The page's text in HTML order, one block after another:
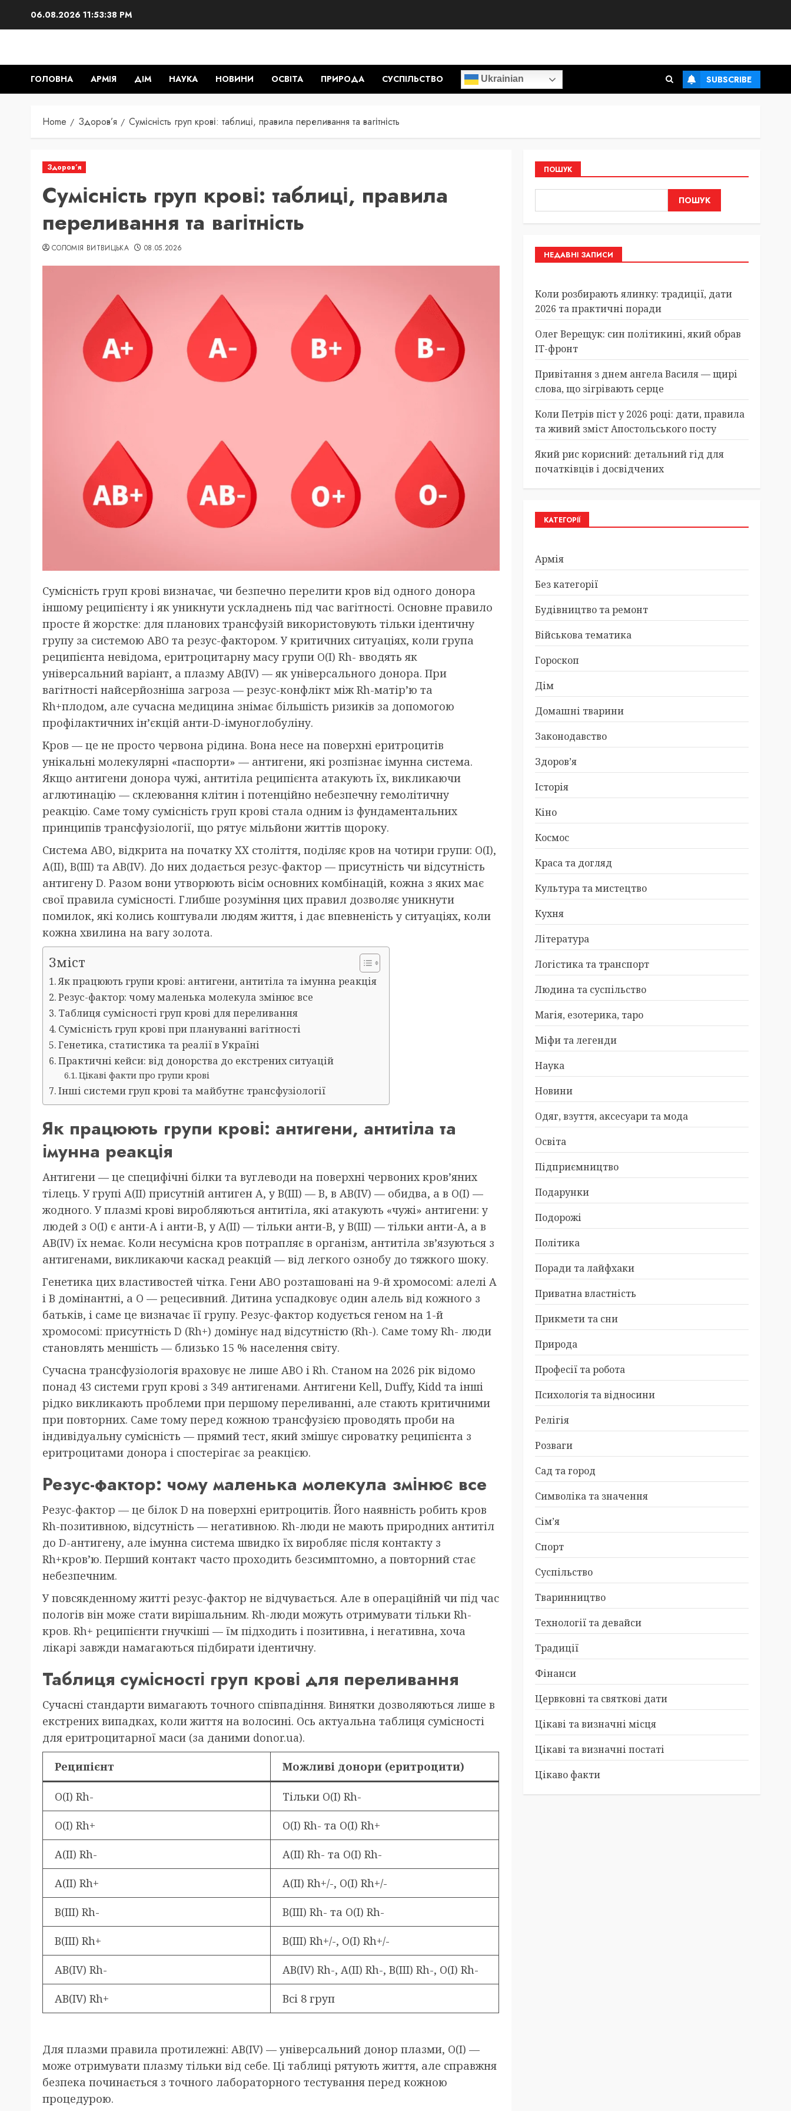
06.08.2026 11:53:39 PM
ГОЛОВНА АРМІЯ ДІМ НАУКА НОВИНИ ОСВІТА ПРИРОДА СУСПІЛЬСТВО Ukrainian SUBSCRIBE
Home Здоров’я Сумісність груп крові: таблиці, правила переливання та вагітність
Здоров’я
Сумісність груп крові: таблиці, правила
переливання та вагітність
СОЛОМІЯ ВИТВИЦЬКА 08.05.2026
Сумісність груп крові визначає, чи безпечно перелити кров від одного донора
іншому реципієнту і як уникнути ускладнень під час вагітності. Основне правило
просте й жорстке: для планових трансфузій використовують тільки ідентичну
групу за системою ABO та резус-фактором. У критичних ситуаціях, коли група
реципієнта невідома, еритроцитарну масу групи O(I) Rh- вводять як
універсальний варіант, а плазму AB(IV) — як універсального донора. При
вагітності найсерйозніша загроза — резус-конфлікт між Rh-матір’ю та
Rh+плодом, але сучасна медицина знімає більшість ризиків за допомогою
профілактичних ін’єкцій анти-D-імуноглобуліну.
Кров — це не просто червона рідина. Вона несе на поверхні еритроцитів
унікальні молекулярні «паспорти» — антигени, які розпізнає імунна система.
Якщо антигени донора чужі, антитіла реципієнта атакують їх, викликаючи
аглютинацію — склеювання клітин і потенційно небезпечну гемолітичну
реакцію. Саме тому сумісність груп крові стала одним із фундаментальних
принципів трансфузіології, що рятує мільйони життів щороку.
Система ABO, відкрита на початку XX століття, поділяє кров на чотири групи: O(I),
A(II), B(III) та AB(IV). До них додається резус-фактор — присутність чи відсутність
антигену D. Разом вони утворюють вісім основних комбінацій, кожна з яких має
свої правила сумісності. Глибше розуміння цих правил дозволяє уникнути
помилок, які колись коштували людям життя, і дає впевненість у ситуаціях, коли
кожна хвилина на вагу золота.
Зміст
Як працюють групи крові: антигени, антитіла та імунна реакція
Резус-фактор: чому маленька молекула змінює все
Таблиця сумісності груп крові для переливання
Сумісність груп крові при плануванні вагітності
Генетика, статистика та реалії в Україні
Практичні кейси: від донорства до екстрених ситуацій
Цікаві факти про групи крові
Інші системи груп крові та майбутнє трансфузіології
Як працюють групи крові: антигени, антитіла та
імунна реакція
Антигени — це специфічні білки та вуглеводи на поверхні червоних кров’яних
тілець. У групі A(II) присутній антиген A, у B(III) — B, в AB(IV) — обидва, а в O(I) —
жодного. У плазмі крові виробляються антитіла, які атакують «чужі» антигени: у
людей з O(I) є анти-A і анти-B, у A(II) — тільки анти-B, у B(III) — тільки анти-A, а в
AB(IV) їх немає. Коли несумісна кров потрапляє в організм, антитіла зв’язуються з
антигенами, викликаючи каскад реакцій — від легкого ознобу до тяжкого шоку.
Генетика цих властивостей чітка. Гени ABO розташовані на 9-й хромосомі: алелі A
і B домінантні, а O — рецесивний. Дитина успадковує один алель від кожного з
батьків, і саме це визначає її групу. Резус-фактор кодується геном на 1-й
хромосомі: присутність D (Rh+) домінує над відсутністю (Rh-). Саме тому Rh- люди
становлять меншість — близько 15 % населення світу.
Сучасна трансфузіологія враховує не лише ABO і Rh. Станом на 2026 рік відомо
понад 43 системи груп крові з 349 антигенами. Антигени Kell, Duffy, Kidd та інші
рідко викликають проблеми при першому переливанні, але стають критичними
при повторних. Саме тому перед кожною трансфузією проводять проби на
індивідуальну сумісність — прямий тест, який змішує сироватку реципієнта з
еритроцитами донора і спостерігає за реакцією.
Резус-фактор: чому маленька молекула змінює все
Резус-фактор — це білок D на поверхні еритроцитів. Його наявність робить кров
Rh-позитивною, відсутність — негативною. Rh-люди не мають природних антитіл
до D-антигену, але імунна система швидко їх виробляє після контакту з
Rh+кров’ю. Перший контакт часто проходить безсимптомно, а повторний стає
небезпечним.
У повсякденному житті резус-фактор не відчувається. Але в операційній чи під час
пологів він може стати вирішальним. Rh-люди можуть отримувати тільки Rh-
кров. Rh+ реципієнти гнучкіші — їм підходить і позитивна, і негативна, хоча
лікарі завжди намагаються підбирати ідентичну.
Таблиця сумісності груп крові для переливання
Сучасні стандарти вимагають точного співпадіння. Винятки дозволяються лише в
екстрених випадках, коли життя на волосині. Ось актуальна таблиця сумісності
для еритроцитарної маси (за даними donor.ua).
Реципієнт Можливі донори (еритроцити)
O(I) Rh- Тільки O(I) Rh-
O(I) Rh+ O(I) Rh- та O(I) Rh+
A(II) Rh- A(II) Rh- та O(I) Rh-
A(II) Rh+ A(II) Rh+/-, O(I) Rh+/-
B(III) Rh- B(III) Rh- та O(I) Rh-
B(III) Rh+ B(III) Rh+/-, O(I) Rh+/-
AB(IV) Rh- AB(IV) Rh-, A(II) Rh-, B(III) Rh-, O(I) Rh-
AB(IV) Rh+ Всі 8 груп
Для плазми правила протилежні: AB(IV) — універсальний донор плазми, O(I) —
може отримувати плазму тільки від себе. Ці таблиці рятують життя, але справжня
безпека починається з точного лабораторного тестування перед кожною
процедурою.
ПОШУК
ПОШУК
НЕДАВНІ ЗАПИСИ
Коли розбирають ялинку: традиції, дати
2026 та практичні поради
Олег Верещук: син політикині, який обрав
IT-фронт
Привітання з днем ангела Василя — щирі
слова, що зігрівають серце
Коли Петрів піст у 2026 році: дати, правила
та живий зміст Апостольського посту
Який рис корисний: детальний гід для
початківців і досвідчених
КАТЕГОРІЇ
Армія
Без категорії
Будівництво та ремонт
Військова тематика
Гороскоп
Дім
Домашні тварини
Законодавство
Здоров’я
Історія
Кіно
Космос
Краса та догляд
Культура та мистецтво
Кухня
Література
Логістика та транспорт
Людина та суспільство
Магія, езотерика, таро
Міфи та легенди
Наука
Новини
Одяг, взуття, аксесуари та мода
Освіта
Підприємництво
Подарунки
Подорожі
Політика
Поради та лайфхаки
Приватна властність
Прикмети та сни
Природа
Професії та робота
Психологія та відносини
Релігія
Розваги
Сад та город
Символіка та значення
Сім’я
Спорт
Суспільство
Тваринництво
Технології та девайси
Традиції
Фінанси
Цервковні та святкові дати
Цікаві та визначні місця
Цікаві та визначні постаті
Цікаво факти